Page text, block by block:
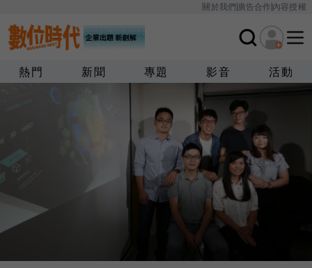
關於我們廣告合作內容授權
熱門 新聞 專題 影音 活動